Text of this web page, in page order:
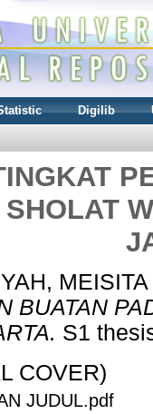
Digilib
SHOLAT
MEISITA
BUATAN
S1
COVER)
JUDUL.pdf